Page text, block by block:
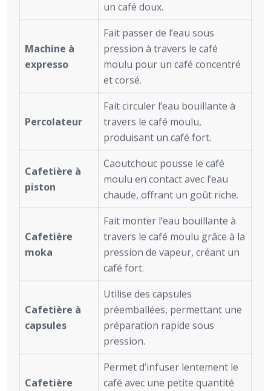
un café doux.
Machine à
expresso
Fait passer de l’eau sous
pression à travers le café
moulu pour un café concentré
et corsé.
Percolateur
Fait circuler l’eau bouillante à
travers le café moulu,
produisant un café fort.
Cafetière à
piston
Caoutchouc pousse le café
moulu en contact avec l’eau
chaude, offrant un goût riche.
Cafetière
moka
Fait monter l’eau bouillante à
travers le café moulu grâce à la
pression de vapeur, créant un
café fort.
Cafetière à
capsules
Utilise des capsules
préemballées, permettant une
préparation rapide sous
pression.
Cafetière
Permet d’infuser lentement le
café avec une petite quantité